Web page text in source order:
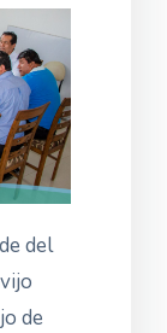
del
de